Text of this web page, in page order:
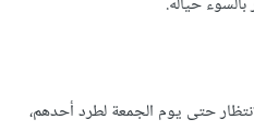
حتى يوم الجمعة لطرد أحدهم،